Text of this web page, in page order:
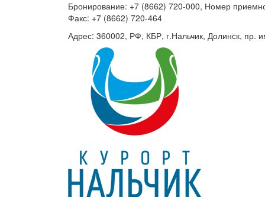
Бронирование: +7 (8662) 720-000, Номер
Факс: +7 (8662) 720-464
Адрес: 360002, РФ, КБР, г.Нальчик, Долинск, пр.